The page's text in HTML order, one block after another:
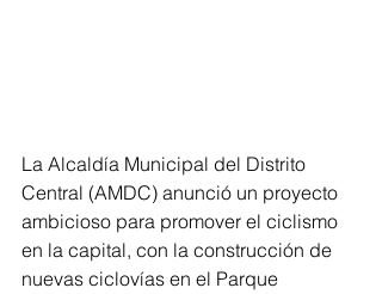
La Alcaldía Municipal del Distrito
Central (AMDC) anunció un proyecto
ambicioso para promover el ciclismo
en la capital, con la construcción de
nuevas ciclovías en el Parque